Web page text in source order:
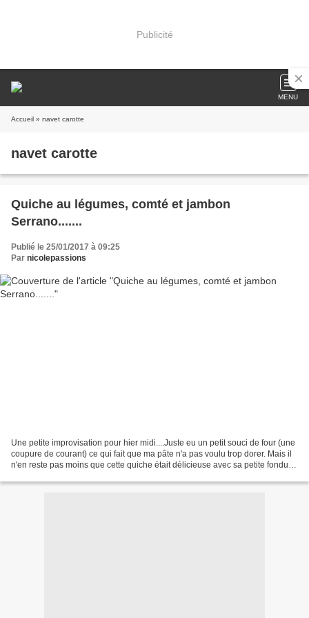
Publicité
MENU
Accueil » navet carotte
navet carotte
Quiche au légumes, comté et jambon
Serrano.......
Publié le 25/01/2017 à 09:25
Par nicolepassions
Une petite improvisation pour hier midi....Juste eu un petit souci de four (une
coupure de courant) ce qui fait que ma pâte n'a pas voulu trop dorer. Mais il
n'en reste pas moins que cette quiche était délicieuse avec sa petite fondue